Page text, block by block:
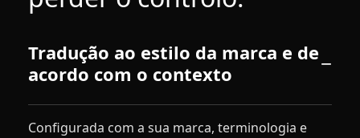
Jurídico
Tradução ao estilo da marca e de
acordo com o contexto
Configurada com a sua marca, terminologia e